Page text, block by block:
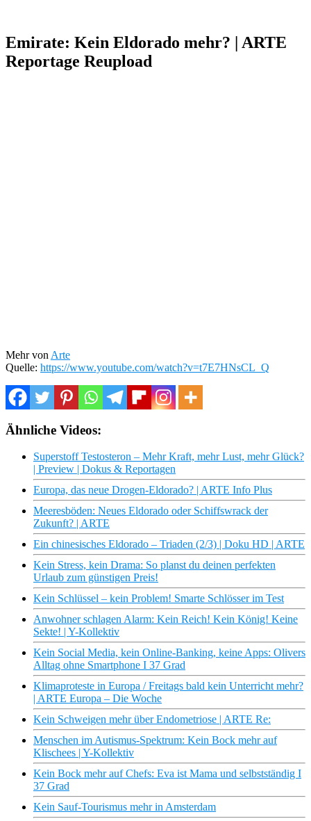
Emirate: Kein Eldorado mehr? | ARTE
Reportage Reupload
Mehr von Arte
Quelle: https://www.youtube.com/watch?v=t7E7HNsCL_Q
Ähnliche Videos:
Superstoff Testosteron – Mehr Kraft, mehr Lust, mehr Glück?
| Preview | Dokus & Reportagen
Europa, das neue Drogen-Eldorado? | ARTE Info Plus
Meeresböden: Neues Eldorado oder Schiffswrack der
Zukunft? | ARTE
Ein chinesisches Eldorado – Triaden (2/3) | Doku HD | ARTE
Kein Stress, kein Drama: So planst du deinen perfekten
Urlaub zum günstigen Preis!
Kein Schlüssel – kein Problem! Smarte Schlösser im Test
Anwohner schlagen Alarm: Kein Reich! Kein König! Keine
Sekte! | Y-Kollektiv
Kein Social Media, kein Online-Banking, keine Apps: Olivers
Alltag ohne Smartphone I 37 Grad
Klimaproteste in Europa / Freitags bald kein Unterricht mehr?
| ARTE Europa – Die Woche
Kein Schweigen mehr über Endometriose | ARTE Re:
Menschen im Autismus-Spektrum: Kein Bock mehr auf
Klischees | Y-Kollektiv
Kein Bock mehr auf Chefs: Eva ist Mama und selbstständig I
37 Grad
Kein Sauf-Tourismus mehr in Amsterdam